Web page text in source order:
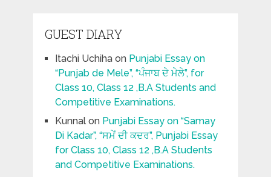
GUEST DIARY
Itachi Uchihaon Punjabi Essay on
“Punjab de Mele”, “ਪੰਜਾਬ ਦੇ ਮੇਲੇ”, for
Class 10, Class 12 ,B.A Students and
Competitive Examinations.
Kunnalon Punjabi Essay on “Samay
Di Kadar”, “ਸਮੇਂ ਦੀ ਕਦਰ”, Punjabi Essay
for Class 10, Class 12 ,B.A Students
and Competitive Examinations.